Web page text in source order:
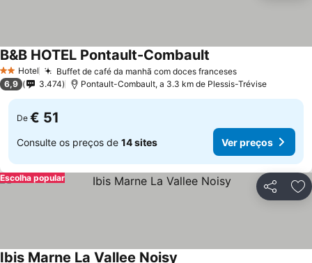
2 Estrelas
Hotel Buffet de café da manhã com doces franceses
B&B HOTEL Pontault-Combault
6,9 3.474 Pontault-Combault, a 3.3 km de Plessis-Trévise
De € 51
Consulte os preços de 14 sites Ver preços
Partilhar
Escolha popular
Ibis Marne La Vallee Noisy